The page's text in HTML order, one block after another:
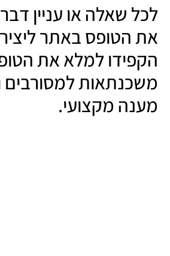
לכל שאלה או עניין
את הטופס באתר
הקפידו למלא את
משכנתאות למסורבים
מענה מקצועי.